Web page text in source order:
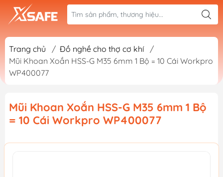
Trang chủ / Đồ nghề cho thợ cơ khí
/
Mũi Khoan Xoắn HSS-G M35 6mm 1 Bộ = 10 Cái Workpro
WP400077
Mũi Khoan Xoắn HSS-G M35 6mm 1 Bộ
= 10 Cái Workpro WP400077